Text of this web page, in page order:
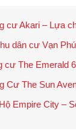
cư Akari – Lựa
dân cư Vạn
cư The Emerald
Cư The Sun
Empire City –